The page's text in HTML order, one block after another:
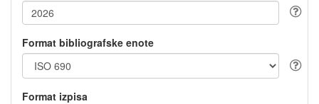
Format bibliografske enote
Format izpisa